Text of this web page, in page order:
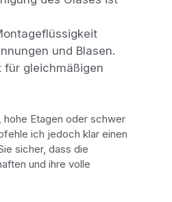
und Blasen.
für gleichmäßigen
hohe Etagen oder schwer
ich jedoch klar einen
sicher, dass die
und ihre volle